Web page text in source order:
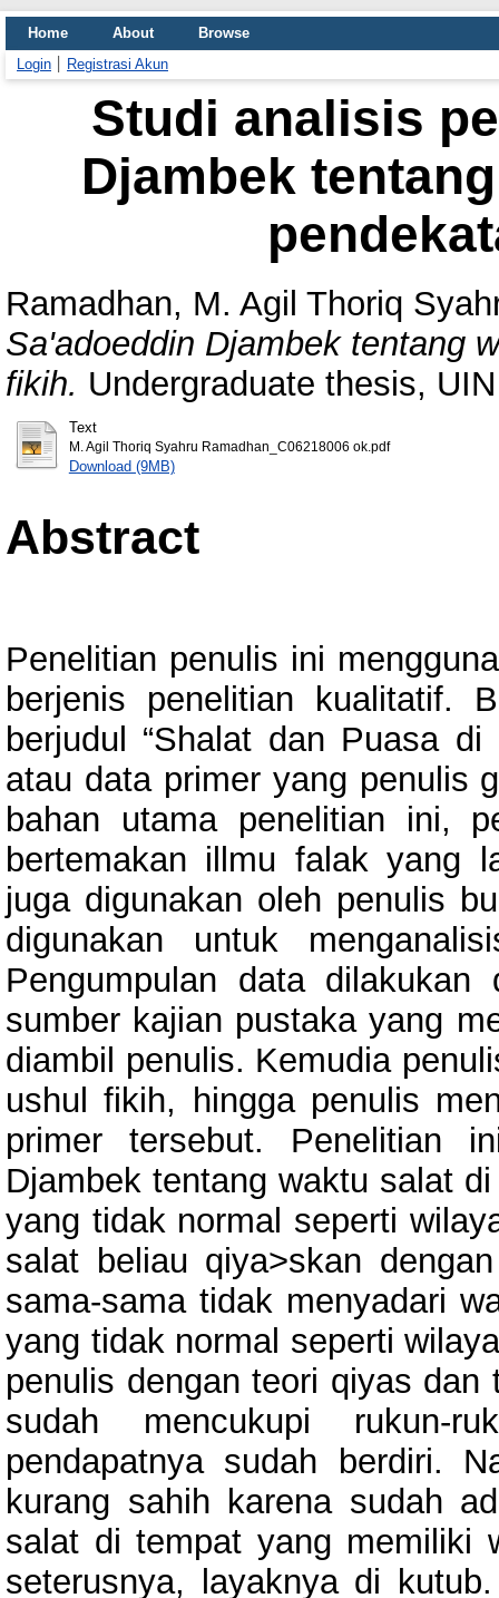
Home About
Browse
Login
Registrasi Akun
Studi analisis
Djambek
Ramadhan, M. Agil Thoriq
Sa'adoeddin Djambek tentang
fikih. Undergraduate thesis,
Text
M. Agil Thoriq Syahru Ramadhan_C06218006 ok.pdf
Download (9MB)
Abstract
Penelitian penulis ini
berjenis penelitian kualitatif.
berjudul “Shalat dan Puasa
atau data primer yang penulis
bahan utama penelitian ini,
bertemakan illmu falak yang
juga digunakan oleh penulis
digunakan untuk
Pengumpulan data dilakukan
sumber kajian pustaka yang
diambil penulis. Kemudia
ushul fikih, hingga penulis
primer tersebut. Penelitian
Djambek tentang waktu salat
yang tidak normal seperti
salat beliau qiya>skan
sama-sama tidak menyadari
yang tidak normal seperti
penulis dengan teori qiyas
sudah mencukupi rukun-
pendapatnya sudah berdiri.
kurang sahih karena sudah
salat di tempat yang memiliki
seterusnya, layaknya di